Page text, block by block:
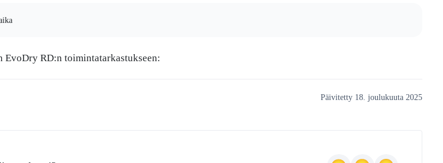
EvoDry RD:n toimintatarkastukseen:
Päivitetty 18. joulukuuta 2025